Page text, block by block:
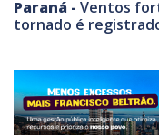
Paraná - Ventos
tornado é